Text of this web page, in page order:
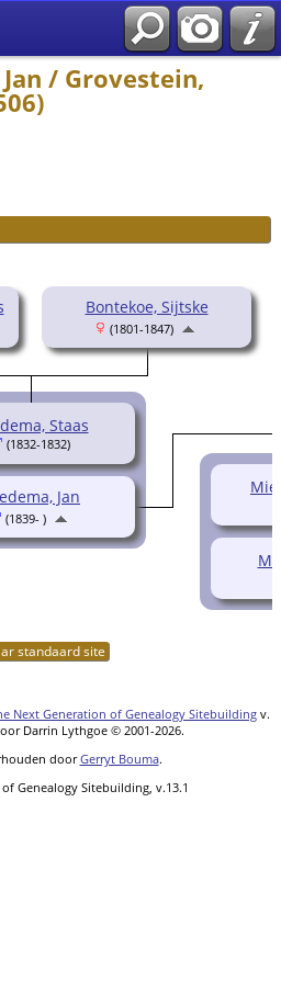
/ Grovestein,
Bontekoe, Sijtske
(1801-1847)
Staas
(1832-1832)
Jan
(1839- )
standaard site
Next Generation of Genealogy Sitebuilding v.
Darrin Lythgoe © 2001-2026.
doorGerryt Bouma.
Genealogy Sitebuilding, v.13.1